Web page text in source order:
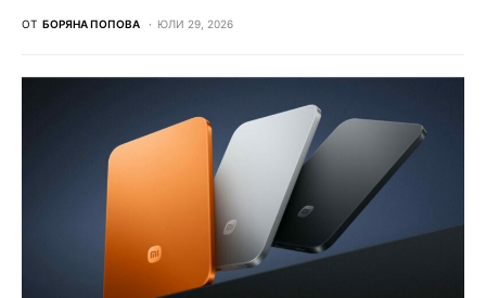
ОТ БОРЯНА ПОПОВА ЮЛИ 29, 2026